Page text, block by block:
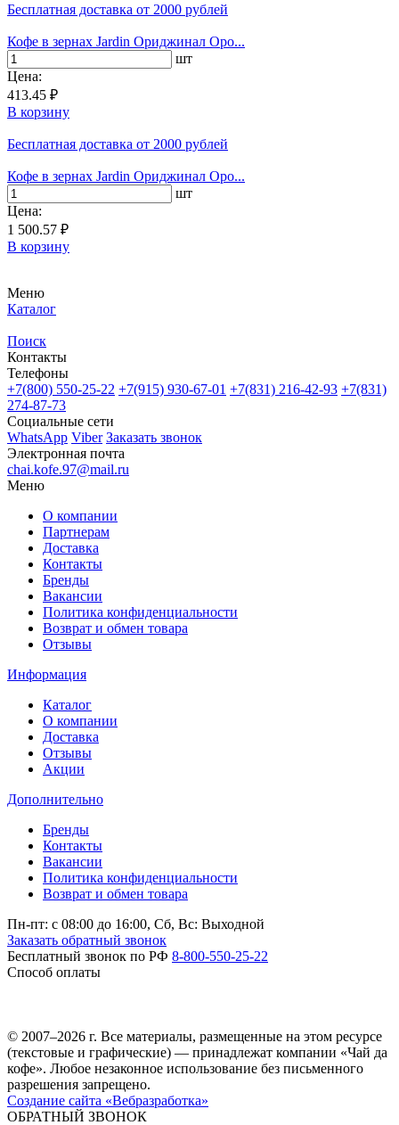
Бесплатная доставка от 2000 рублей
Кофе в зернах Jardin Ориджинал Оро...
шт
Цена:
413.45 ₽
В корзину
Бесплатная доставка от 2000 рублей
Кофе в зернах Jardin Ориджинал Оро...
шт
Цена:
1 500.57 ₽
В корзину
Меню
Каталог
Поиск
Контакты
Телефоны
+7(800) 550-25-22 +7(915) 930-67-01 +7(831) 216-42-93 +7(831)
274-87-73
Социальные сети
WhatsApp Viber Заказать звонок
Электронная почта
chai.kofe.97@mail.ru
Меню
О компании
Партнерам
Доставка
Контакты
Бренды
Вакансии
Политика конфиденциальности
Возврат и обмен товара
Отзывы
Информация
Каталог
О компании
Доставка
Отзывы
Акции
Дополнительно
Бренды
Контакты
Вакансии
Политика конфиденциальности
Возврат и обмен товара
Пн-пт: c 08:00 до 16:00, Сб, Вс: Выходной
Заказать обратный звонок
Бесплатный звонок по РФ 8-800-550-25-22
Способ оплаты
© 2007–2026 г. Все материалы, размещенные на этом ресурсе
(текстовые и графические) — принадлежат компании «Чай да
кофе». Любое незаконное использование без письменного
разрешения запрещено.
Создание сайта «Вебразработка»
ОБРАТНЫЙ ЗВОНОК